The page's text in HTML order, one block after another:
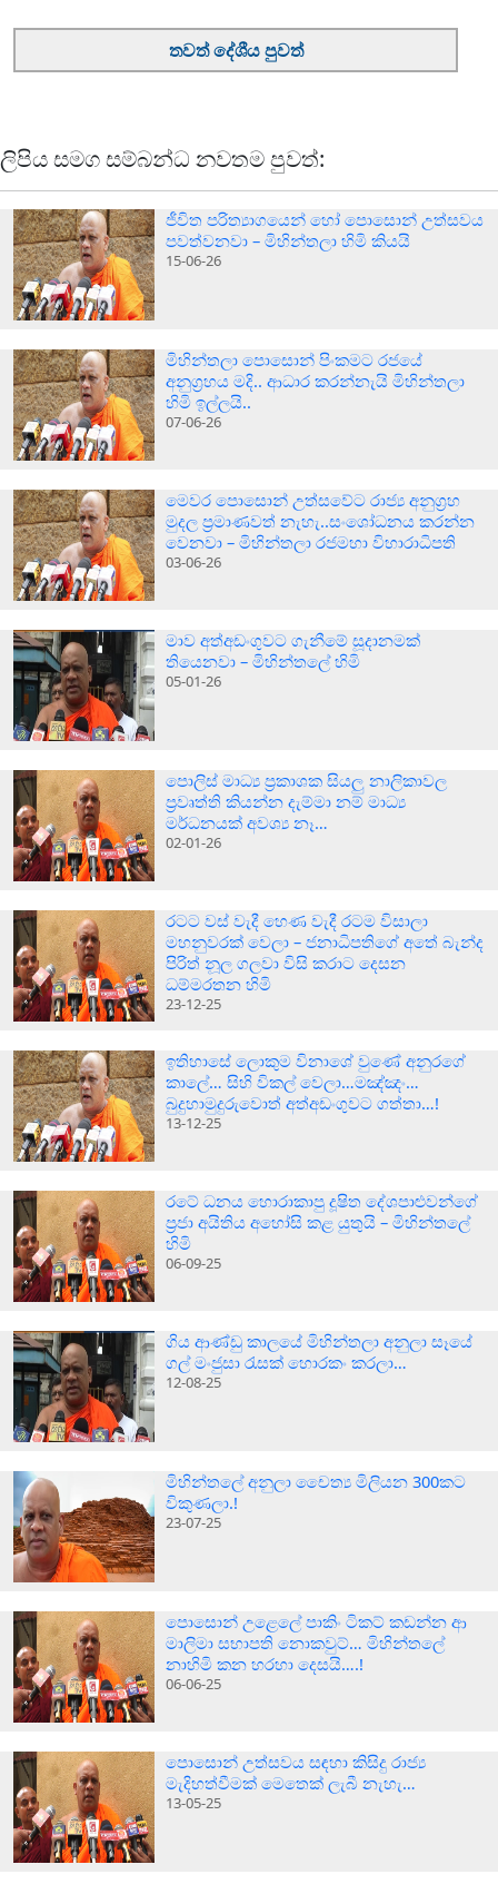
තවත් දේශීය පුවත්
ලිපිය සමග සම්බන්ධ නවතම පුවත්:
ජීවිත පරිත්‍යාගයෙන් හෝ පොසොන් උත්සවය
පවත්වනවා – මිහින්තලා හිමි කියයි
15-06-26
මිහින්තලා පොසොන් පිංකමට රජයේ
අනුග‍්‍රහය මදි.. ආධාර කරන්නැයි මිහින්තලා
හිමි ඉල්ලයි..
07-06-26
මෙවර පොසොන් උත්සවේට රාජ්‍ය අනුග්‍රහ
මුදල ප්‍රමාණවත් නැහැ..සංශෝධනය කරන්න
වෙනවා – මිහින්තලා රජමහා විහාරාධිපති
03-06-26
මාව අත්අඩංගුවට ගැනීමේ සූදානමක්
තියෙනවා – මිහින්තලේ හිමි
05-01-26
පොලිස් මාධ්‍ය ප්‍රකාශක සියලු නාලිකාවල
ප්‍රවෘත්ති කියන්න දැම්මා නම් මාධ්‍ය
මර්ධනයක් අවශ්‍ය නෑ…
02-01-26
රටට වස් වැදී හෙණ වැදී රටම විසාලා
මහනුවරක් වෙලා – ජනාධිපතිගේ අතේ බැන්ද
පිරිත් නූල ගලවා විසි කරාට දෙසන
ධම්මරතන හිමි
23-12-25
ඉතිහාසේ ලොකුම විනාශේ වුණේ අනුරගේ
කාලේ… සිහි විකල් වෙලා…මඤ්ඤං…
බුදුහාමුදුරුවොත් අත්අඩංගුවට ගත්තා…!
13-12-25
රටේ ධනය හොරාකාපු දූෂිත දේශපාළුවන්ගේ
ප්‍රජා අයිතිය අහෝසි කළ යුතුයි – මිහින්තලේ
හිමි
06-09-25
ගිය ආණ්ඩු කාලයේ මිහින්තලා අනුලා සෑයේ
ගල් මංජුසා රැසක් හොරකං කරලා…
12-08-25
මිහින්තලේ අනුලා චෛත්‍ය මිලියන 300කට
විකුණලා.!
23-07-25
පොසොන් උළෙලේ පාකිං ටිකට් කඩන්න ආ
මාලිමා සභාපති නොකවුට්… මිහින්තලේ
නාහිමි කන හරහා දෙසයි….!
06-06-25
පොසොන් උත්සවය සඳහා කිසිදු රාජ්‍ය
මැදිහත්වීමක් මෙතෙක් ලැබී නැහැ…
13-05-25